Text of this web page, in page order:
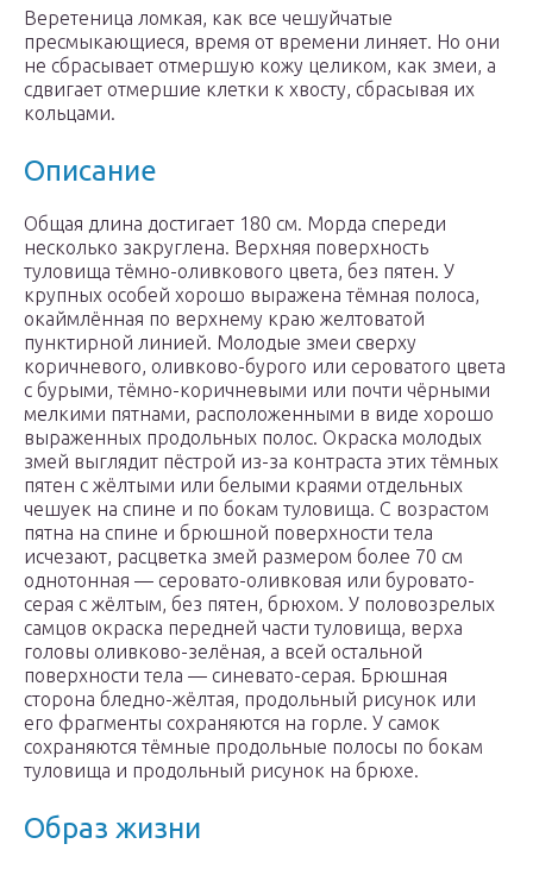
Веретеница ломкая, как все чешуйчатые
пресмыкающиеся, время от времени линяет. Но они
не сбрасывает отмершую кожу целиком, как змеи, а
сдвигает отмершие клетки к хвосту, сбрасывая их
кольцами.
Описание
Общая длина достигает 180 см. Морда спереди
несколько закруглена. Верхняя поверхность
туловища тёмно-оливкового цвета, без пятен. У
крупных особей хорошо выражена тёмная полоса,
окаймлённая по верхнему краю желтоватой
пунктирной линией. Молодые змеи сверху
коричневого, оливково-бурого или сероватого цвета
с бурыми, тёмно-коричневыми или почти чёрными
мелкими пятнами, расположенными в виде хорошо
выраженных продольных полос. Окраска молодых
змей выглядит пёстрой из-за контраста этих тёмных
пятен с жёлтыми или белыми краями отдельных
чешуек на спине и по бокам туловища. С возрастом
пятна на спине и брюшной поверхности тела
исчезают, расцветка змей размером более 70 см
однотонная — серовато-оливковая или буровато-
серая с жёлтым, без пятен, брюхом. У половозрелых
самцов окраска передней части туловища, верха
головы оливково-зелёная, а всей остальной
поверхности тела — синевато-серая. Брюшная
сторона бледно-жёлтая, продольный рисунок или
его фрагменты сохраняются на горле. У самок
сохраняются тёмные продольные полосы по бокам
туловища и продольный рисунок на брюхе.
Образ жизни